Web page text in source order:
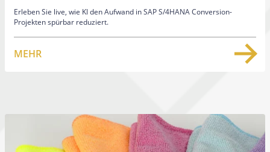
Erleben Sie live, wie KI den Aufwand in SAP S/4HANA Conversion-
Projekten spürbar reduziert.
MEHR